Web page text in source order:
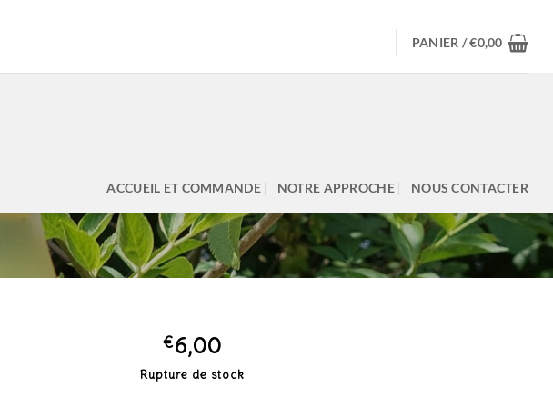
PANIER /€0,00
ACCUEIL ET COMMANDE NOTRE APPROCHE NOUS CONTACTER
€6,00
Rupture de stock